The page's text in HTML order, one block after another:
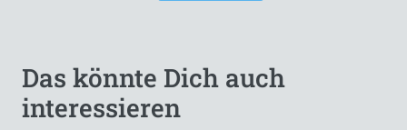
Das könnte Dich auch
interessieren